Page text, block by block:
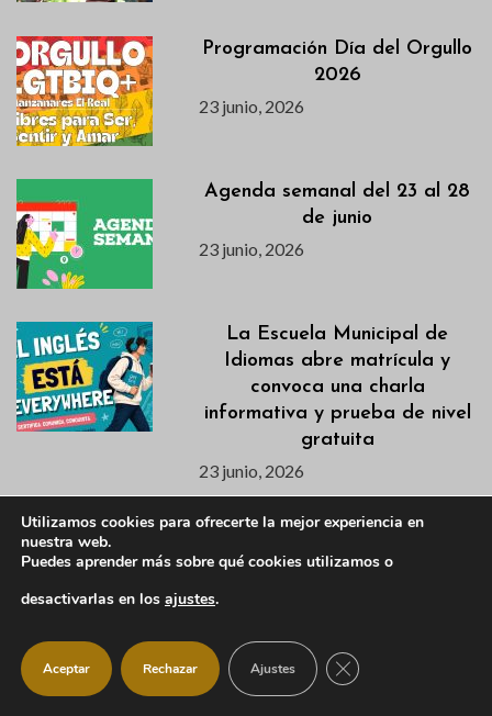
Programación Día del Orgullo
2026
23 junio, 2026
Agenda semanal del 23 al 28
de junio
23 junio, 2026
La Escuela Municipal de
Idiomas abre matrícula y
convoca una charla
informativa y prueba de nivel
gratuita
23 junio, 2026
Descubre la Excavación del
Castillo Viejo en la Jornada
22 junio, 2026
Listados definitivos de
Utilizamos cookies para ofrecerte la mejor experiencia en
nuestra web.
Puedes aprender más sobre qué cookies utilizamos o
desactivarlas en los ajustes.
Aceptar Rechazar Ajustes CERRAR EL